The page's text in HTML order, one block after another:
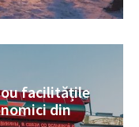
facilitățile
din